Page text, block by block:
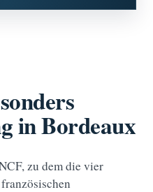
in Bordeaux
zu dem die vier